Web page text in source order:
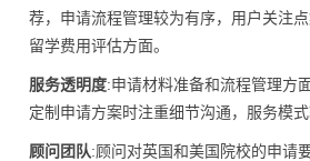
荐，申请流程管理较为有序，用户关注
留学费用评估方面。
服务透明度:申请材料准备和流程管理方
定制申请方案时注重细节沟通，服务模式
顾问团队:顾问对英国和美国院校的申请